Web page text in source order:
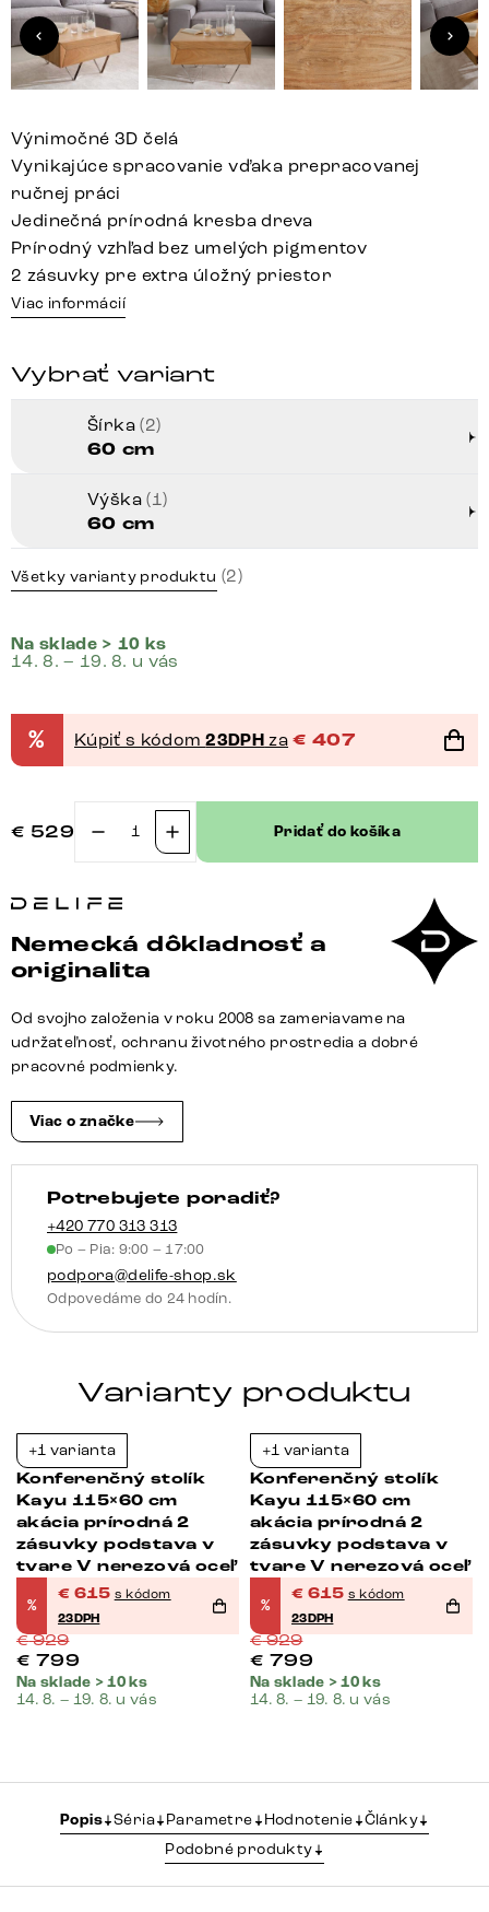
Výnimočné 3D čelá
Vynikajúce spracovanie vďaka prepracovanej
ručnej práci
Jedinečná prírodná kresba dreva
Prírodný vzhľad bez umelých pigmentov
2 zásuvky pre extra úložný priestor
Viac informácií
Vybrať variant
Šírka(2)
60 cm
Výška(1)
60 cm
Všetky varianty produktu (2)
Na sklade > 10 ks
14. 8. – 19. 8. u vás
% Kúpiť s kódom23DPH za € 407
€ 529
množstvo
stolík
60x60
cm
akácia
prírodná
2
podstava
v
tvare
V
nerezová
oceľ
Pridať do košíka
Nemecká dôkladnosť a
originalita
Od svojho založenia v roku 2008 sa zameriavame na
udržateľnosť, ochranu životného prostredia a dobré
pracovné podmienky.
Viac o značke
Potrebujete poradiť?
+420 770 313 313
Po – Pia: 9:00 – 17:00
podpora@delife-shop.sk
Odpovedáme do 24 hodín.
Varianty produktu
+1 varianta
Konferenčný stolík
Kayu 115×60 cm
akácia prírodná 2
zásuvky podstava v
tvare V nerezová oceľ
%
€ 615 s kódom
23DPH
€929
€ 799
Na sklade > 10 ks
14. 8. – 19. 8. u vás
+1 varianta
Konferenčný stolík
Kayu 115×60 cm
akácia prírodná 2
zásuvky podstava v
tvare V nerezová oceľ
%
€ 615 s kódom
23DPH
€929
€ 799
Na sklade > 10 ks
14. 8. – 19. 8. u vás
Popis Séria Parametre Hodnotenie
Články
Podobné produkty